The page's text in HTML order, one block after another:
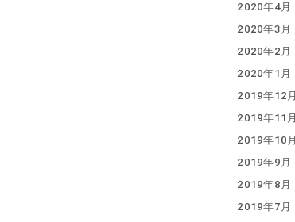
2020年4月
2020年3月
2020年2月
2020年1月
2019年12月
2019年11月
2019年10月
2019年9月
2019年8月
2019年7月